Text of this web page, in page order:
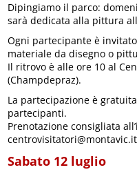
Dipingiamo il parco:
sarà dedicata alla pittura
Ogni partecipante è
materiale da disegno o
Il ritrovo è alle ore 10 al
(Champdepraz).
La partecipazione è
partecipanti.
Prenotazione consigliata
Sabato 12 luglio